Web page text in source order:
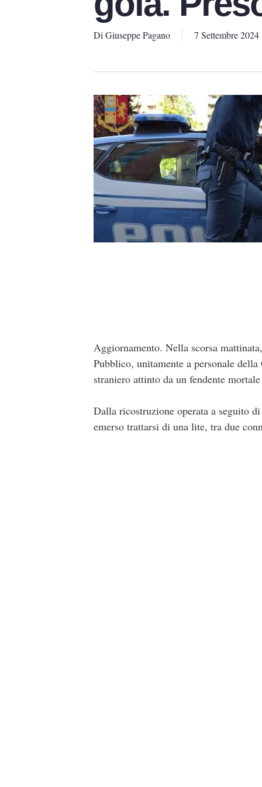
Di Giuseppe Pagano 7 Settembre 2024
Aggiornamento. Nella scorsa
Pubblico, unitamente a personale
straniero attinto da un fendente
Dalla ricostruzione operata a seguito
emerso trattarsi di una lite, tra due